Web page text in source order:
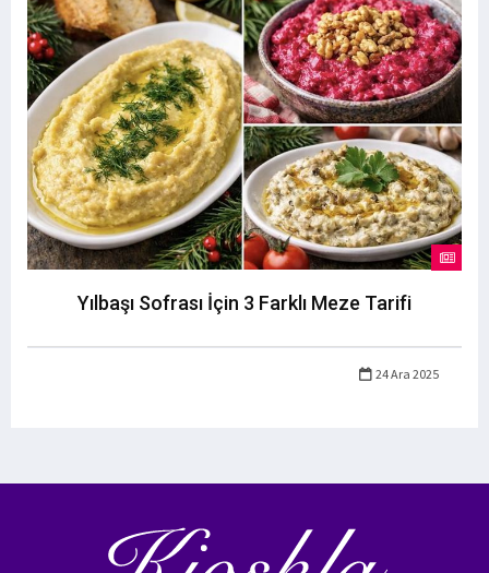
Yılbaşı Sofrası İçin 3 Farklı Meze Tarifi
24 Ara 2025